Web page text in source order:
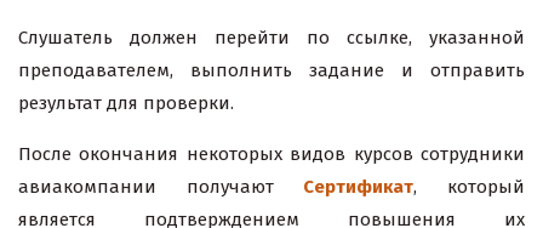
Слушатель должен перейти по ссылке, указанной
преподавателем, выполнить задание и отправить
результат для проверки.
После окончания некоторых видов курсов сотрудники
авиакомпании получают Сертификат, который
является подтверждением повышения их